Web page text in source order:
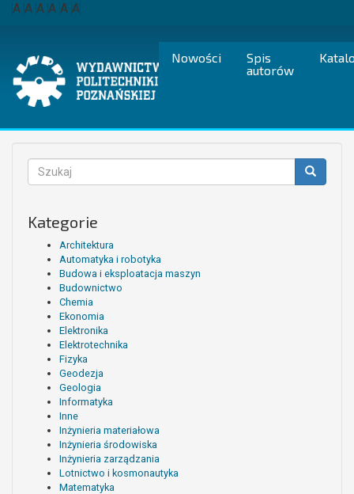
Przejdź
A A A A A A
Nowości
Spis
autorów
Formularz
wyszukiwania
Kategorie
Architektura
Automatyka i robotyka
Budowa i eksploatacja maszyn
Budownictwo
Chemia
Ekonomia
Elektronika
Elektrotechnika
Fizyka
Geodezja
Geologia
Informatyka
Inne
Inżynieria materiałowa
Inżynieria środowiska
Inżynieria zarządzania
Lotnictwo i kosmonautyka
Matematyka